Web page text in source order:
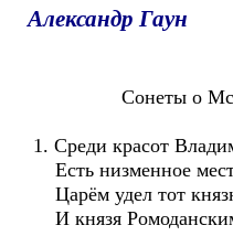
Александр Гаун
Сонеты о
1. Среди красот
Есть низменное
Царём удел тот
И князя